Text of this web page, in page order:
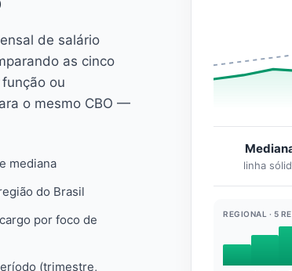
de salário
as cinco
ou
o mesmo CBO —
mediana
do Brasil
por foco de
(trimestre,
linha
REGIONAL · 5